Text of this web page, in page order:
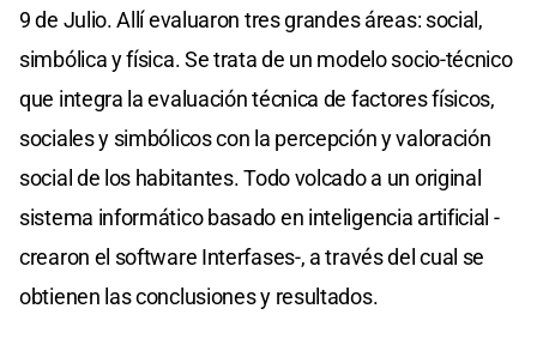
9 de Julio. Allí evaluaron tres grandes áreas: social,
simbólica y física. Se trata de un modelo socio-técnico
que integra la evaluación técnica de factores físicos,
sociales y simbólicos con la percepción y valoración
social de los habitantes. Todo volcado a un original
sistema informático basado en inteligencia artificial -
crearon el software Interfases-, a través del cual se
obtienen las conclusiones y resultados.